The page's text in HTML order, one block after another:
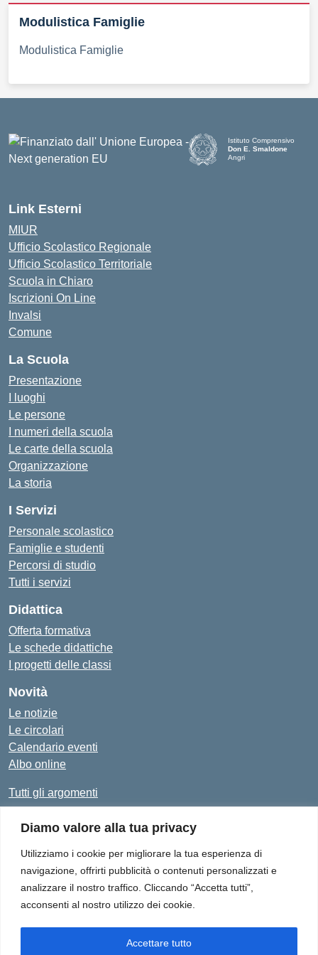
Diamo valore alla tua privacy
Utilizziamo i cookie per migliorare la tua esperienza di
navigazione, offrirti pubblicità o contenuti personalizzati e
analizzare il nostro traffico. Cliccando “Accetta tutti”,
acconsenti al nostro utilizzo dei cookie.
Accettare tutto
Modulistica Famiglie
Modulistica Famiglie
Istituto Comprensivo
Don E. Smaldone
Angri
Link Esterni
MIUR
Ufficio Scolastico Regionale
Ufficio Scolastico Territoriale
Scuola in Chiaro
Iscrizioni On Line
Invalsi
Comune
La Scuola
Presentazione
I luoghi
Le persone
I numeri della scuola
Le carte della scuola
Organizzazione
La storia
I Servizi
Personale scolastico
Famiglie e studenti
Percorsi di studio
Tutti i servizi
Didattica
Offerta formativa
Le schede didattiche
I progetti delle classi
Novità
Le notizie
Le circolari
Calendario eventi
Albo online
Tutti gli argomenti
Amministrazione TrasparenteAlbo Online
Dichiarazione di accessibilità
Istituto Comprensivo "Don Enrico Smaldone" - Via Europa 1,
SAIC8BN00Q@pec.istruzione.it